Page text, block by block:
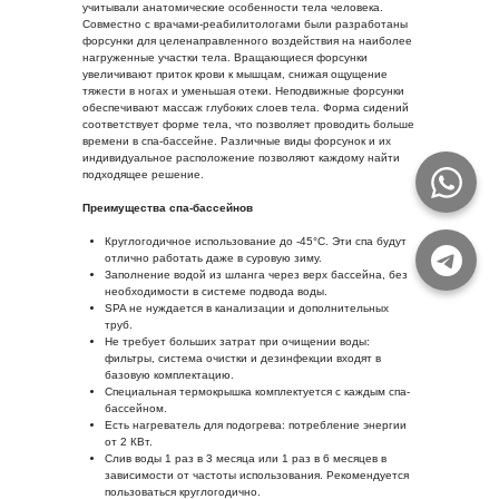
учитывали анатомические особенности тела человека.
Совместно с врачами-реабилитологами были разработаны
форсунки для целенаправленного воздействия на наиболее
нагруженные участки тела. Вращающиеся форсунки
увеличивают приток крови к мышцам, снижая ощущение
тяжести в ногах и уменьшая отеки. Неподвижные форсунки
обеспечивают массаж глубоких слоев тела. Форма сидений
соответствует форме тела, что позволяет проводить больше
времени в спа-бассейне. Различные виды форсунок и их
индивидуальное расположение позволяют каждому найти
подходящее решение.
Преимущества спа-бассейнов
Круглогодичное использование до -45°С. Эти спа будут
отлично работать даже в суровую зиму.
Заполнение водой из шланга через верх бассейна, без
необходимости в системе подвода воды.
SPA не нуждается в канализации и дополнительных
труб.
Не требует больших затрат при очищении воды:
фильтры, система очистки и дезинфекции входят в
базовую комплектацию.
Специальная термокрышка комплектуется с каждым спа-
бассейном.
Есть нагреватель для подогрева: потребление энергии
от 2 КВт.
Слив воды 1 раз в 3 месяца или 1 раз в 6 месяцев в
зависимости от частоты использования. Рекомендуется
пользоваться круглогодично.